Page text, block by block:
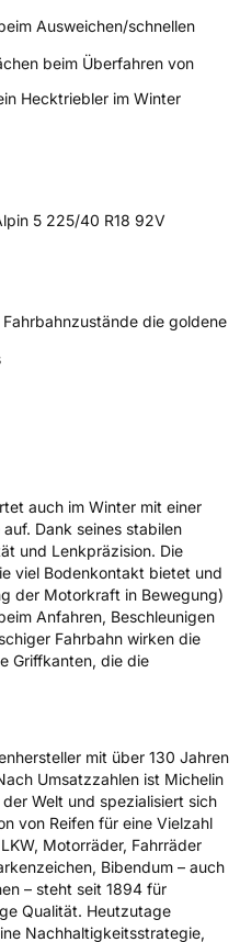
Symbol
(GPSR)
FRANCAISE DES
MICHELIN, place des
23 63000 Clermont-
contact@tc.michelin.eu
Ausweichen/schnellen
beim Überfahren von
Hecktriebler im Winter
5 225/40 R18 92V
die goldene
auch im Winter mit einer
Dank seines stabilen
und Lenkpräzision. Die
viel Bodenkontakt bietet und
der Motorkraft in Bewegung)
Anfahren, Beschleunigen
Fahrbahn wirken die
Griffkanten, die die
mit über 130 Jahren
Umsatzzahlen ist Michelin
Welt und spezialisiert sich
von Reifen für eine Vielzahl
Motorräder, Fahrräder
Bibendum – auch
– steht seit 1894 für
Qualität. Heutzutage
Nachhaltigkeitsstrategie,